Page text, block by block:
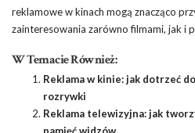
reklamowe w kinach mogą znacząco
zainteresowania zarówno filmami, jak i
W Temacie Również:
Reklama w kinie: jak dotrzeć
rozrywki
Reklama telewizyjna: jak
pamięć widzów